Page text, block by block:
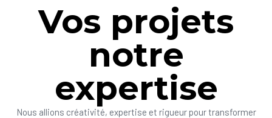
Vos projets
notre
expertise
Nous allions créativité, expertise et rigueur pour transformer